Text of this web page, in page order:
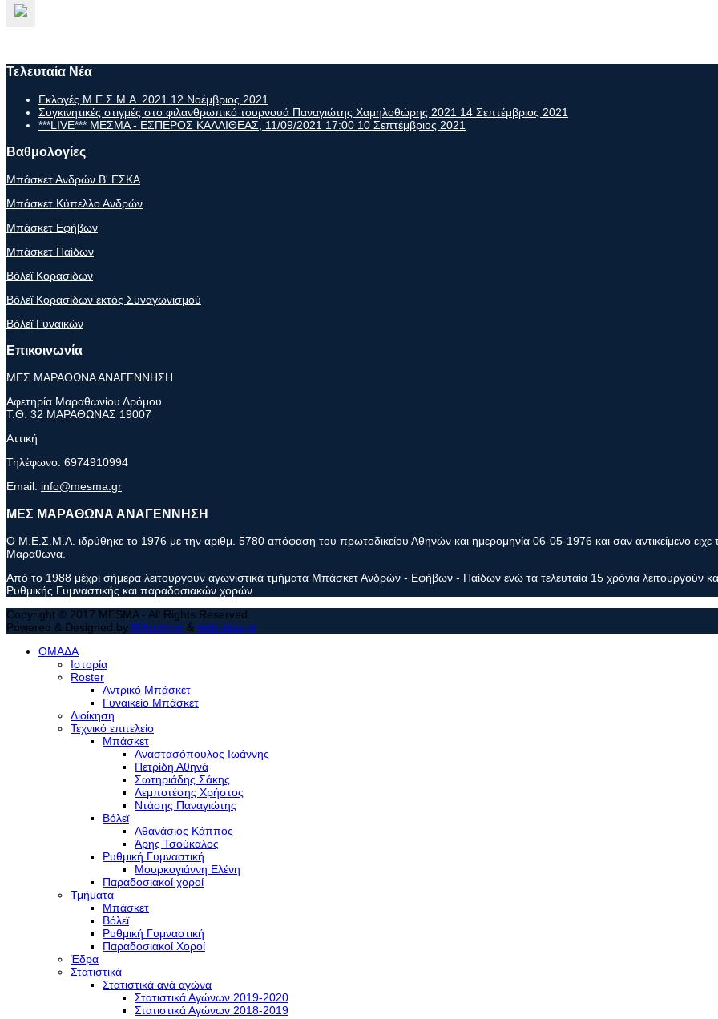
Τελευταία Νέα
Εκλογές Μ.Ε.Σ.Μ.Α 2021 12 Νοέμβριος 2021
Συγκινητικές στιγμές στο φιλανθρωπικό τουρνουά Παναγιώτης Χαμηλοθώρης 2021 14 Σεπτέμβριος 2021
***LIVE*** ΜΕΣΜΑ - ΕΣΠΕΡΟΣ ΚΑΛΛΙΘΕΑΣ, 11/09/2021 17:00 10 Σεπτέμβριος 2021
Βαθμολογίες
Μπάσκετ Ανδρών Β' ΕΣΚΑ
Μπάσκετ Κύπελλο Ανδρών
Μπάσκετ Εφήβων
Μπάσκετ Παίδων
Βόλεϊ Κορασίδων
Βόλεϊ Κορασίδων εκτός Συναγωνισμού
Βόλεϊ Γυναικών
Επικοινωνία
ΜΕΣ ΜΑΡΑΘΩΝΑ ΑΝΑΓΕΝΝΗΣΗ
Αφετηρία Μαραθωνίου Δρόμου
Τ.Θ. 32 ΜΑΡΑΘΩΝΑΣ 19007
Αττική
Τηλέφωνο: 6974910994
Email: info@mesma.gr
ΜΕΣ ΜΑΡΑΘΩΝΑ ΑΝΑΓΕΝΝΗΣΗ
Ο Μ.Ε.Σ.Μ.Α. ιδρύθηκε το 1976 με την αριθμ. 5780 απόφαση του πρωτοδικείου Αθηνών και ημερομηνία 06-05-1976 και σαν αντικείμενο ειχε
Μαραθώνα.
Από το 1988 μέχρι σήμερα λειτουργούν αγωνιστικά τμήματα Μπάσκετ Ανδρών - Εφήβων - Παίδων ενώ τα τελευταία 15 χρόνια λειτουργούν
Ρυθμικής Γυμναστικής και παραδοσιακών χορών.
Copyright © 2017 MESMA - All Rights Reserved.
Powered & Designed by MXcom.gr & web-idea.gr
ΟΜΑΔΑ
Ιστορία
Roster
Αντρικό Μπάσκετ
Γυναικείο Μπάσκετ
Διοίκηση
Τεχνικό επιτελείο
Μπάσκετ
Αναστασόπουλος Ιωάννης
Πετρίδη Αθηνά
Σωτηριάδης Σάκης
Λεμποτέσης Χρήστος
Ντάσης Παναγιώτης
Βόλεϊ
Αθανάσιος Κάππος
Άρης Τσούκαλος
Ρυθμική Γυμναστική
Μουρκογιάννη Ελένη
Παραδοσιακοί χοροί
Τμήματα
Μπάσκετ
Βόλεϊ
Ρυθμική Γυμναστική
Παραδοσιακοί Χοροί
Έδρα
Στατιστικά
Στατιστικά ανά αγώνα
Στατιστικά Αγώνων 2019-2020
Στατιστικά Αγώνων 2018-2019